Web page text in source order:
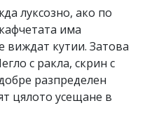
луксозно, ако по
има
виждат кутии. Затова
с ракла, скрин с
разпределен
цялото усещане в